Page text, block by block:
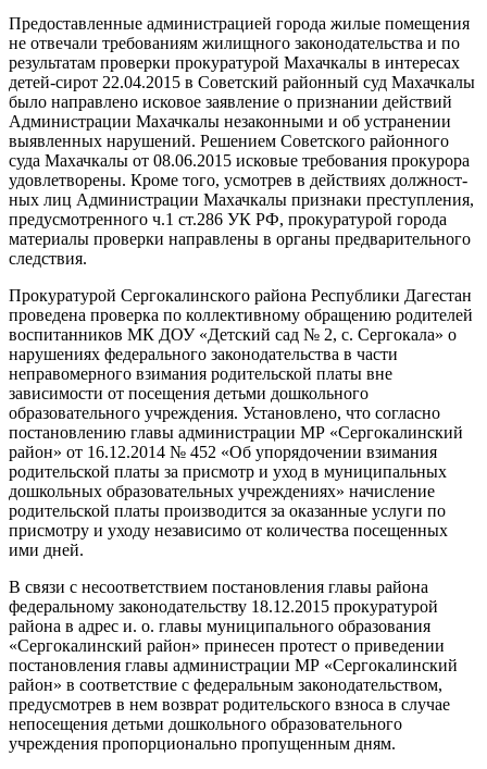
Предоставленные администрацией города жилые помещения
не отвечали требованиям жилищного законодательства и по
результатам проверки прокуратурой Махачкалы в интересах
детей-сирот 22.04.2015 в Советский районный суд Махачкалы
было направлено исковое за­явление о признании действий
Администра­ции Махачкалы незаконными и об устранении
выявленных нарушений. Решением Советского районного
суда Махачкалы от 08.06.2015 ис­ковые требования прокурора
удовлетворены. Кроме того, усмотрев в действиях должност­
ных лиц Администрации Махачкалы признаки преступления,
предусмотренного ч.1 ст.286 УК РФ, прокуратурой города
материалы про­верки направлены в органы предварительного
следствия.
Прокуратурой Сергокалинского района Ре­спублики Дагестан
проведена проверка по кол­лективному обращению родителей
воспитан­ников МК ДОУ «Детский сад № 2, с. Сергокала» о
нарушениях федерального законодательства в части
неправомерного взимания родитель­ской платы вне
зависимости от посещения детьми дошкольного
образовательного учреж­дения. Установлено, что согласно
постановле­нию главы администрации МР «Сергокалинский
район» от 16.12.2014 № 452 «Об упорядочении взимания
родительской платы за присмотр и уход в муниципальных
дошкольных образова­тельных учреждениях» начисление
родитель­ской платы производится за оказанные услуги по
присмотру и уходу независимо от количе­ства посещенных
ими дней.
В связи с несоответствием постановления главы района
федеральному законодательству 18.12.2015 прокуратурой
района в адрес и. о. главы муниципального образования
«Сергока­линский район» принесен протест о приведе­нии
постановления главы администрации МР «Сергокалинский
район» в соответствие с фе­деральным законодательством,
предусмотрев в нем возврат родительского взноса в случае
непосещения детьми дошкольного образова­тельного
учреждения пропорционально пропу­щенным дням.